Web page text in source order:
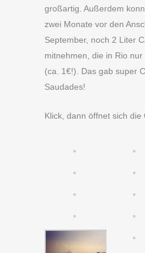
großartig. Außerdem
zwei Monate vor den
September, noch 2 Liter
mitnehmen, die in Rio
(ca. 1€!). Das gab super
Saudades!
Klick, dann öffnet sich die